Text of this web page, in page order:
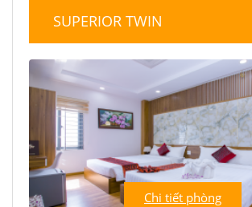
SUPERIOR TWIN
Chi tiết phòng